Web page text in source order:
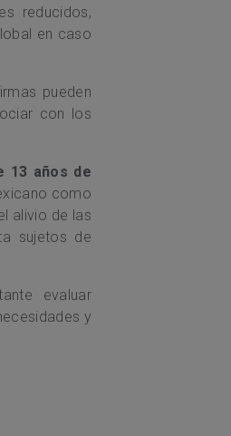
reducidos,
en caso
pueden
con los
13 años de
como
alivio de las
sujetos de
evaluar
y